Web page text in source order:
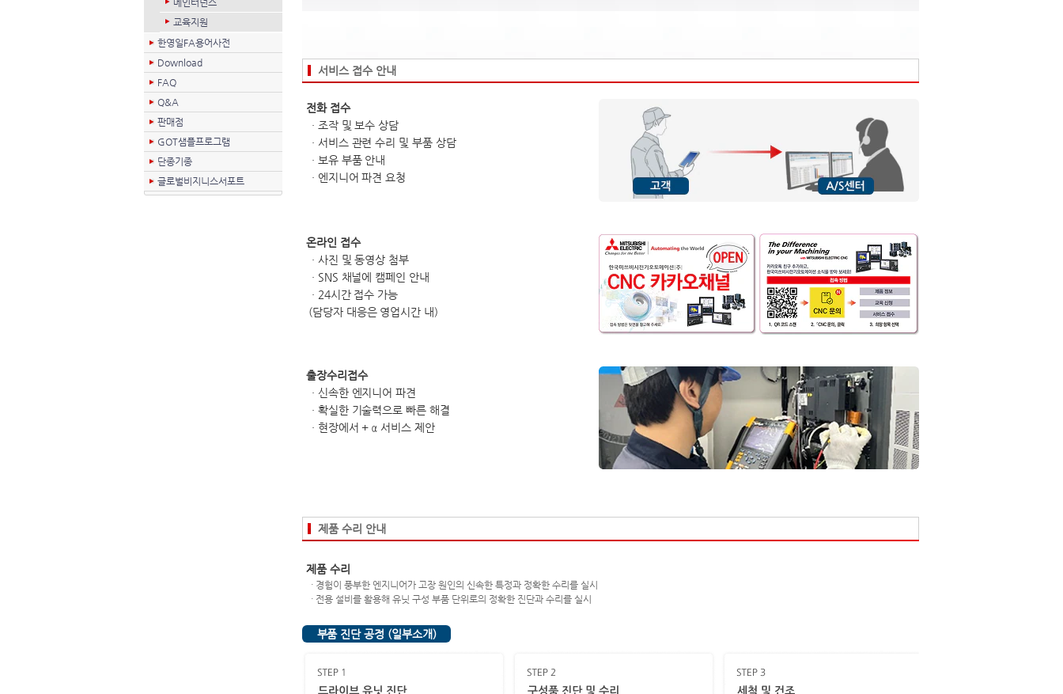
메인터넌스
교육지원
한영일FA용어사전
Download
FAQ
Q&A
판매점
GOT샘플프로그램
단종기종
글로벌비지니스서포트
서비스 접수 안내
전화 접수
· 조작 및 보수 상담
· 서비스 관련 수리 및 부품 상담
· 보유 부품 안내
· 엔지니어 파견 요청
온라인 접수
· 사진 및 동영상 첨부
· SNS 채널에 캠페인 안내
· 24시간 접수 가능
(담당자 대응은 영업시간 내)
출장수리접수
· 신속한 엔지니어 파견
· 확실한 기술력으로 빠른 해결
· 현장에서 + α 서비스 제안
제품 수리 안내
제품 수리
· 경험이 풍부한 엔지니어가 고장 원인의 신속한 특정과 정확한 수리를 실시
· 전용 설비를 활용해 유닛 구성 부품 단위로의 정확한 진단과 수리를 실시
부품 진단 공정 (일부소개)